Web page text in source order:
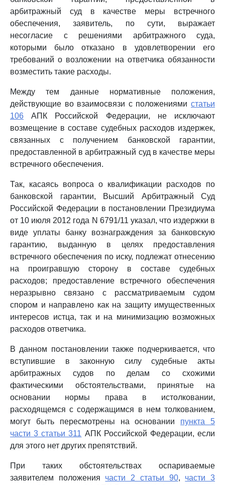
арбитражный суд в качестве меры встречного
обеспечения, заявитель, по сути, выражает
несогласие с решениями арбитражного суда,
которыми было отказано в удовлетворении его
требований о возложении на ответчика обязанности
возместить такие расходы.
Между тем данные нормативные положения,
действующие во взаимосвязи с положениями статьи
106 АПК Российской Федерации, не исключают
возмещение в составе судебных расходов издержек,
связанных с получением банковской гарантии,
предоставленной в арбитражный суд в качестве меры
встречного обеспечения.
Так, касаясь вопроса о квалификации расходов по
банковской гарантии, Высший Арбитражный Суд
Российской Федерации в постановлении Президиума
от 10 июля 2012 года N 6791/11 указал, что издержки в
виде уплаты банку вознаграждения за банковскую
гарантию, выданную в целях предоставления
встречного обеспечения по иску, подлежат отнесению
на проигравшую сторону в составе судебных
расходов; предоставление встречного обеспечения
неразрывно связано с рассматриваемым судом
спором и направлено как на защиту имущественных
интересов истца, так и на минимизацию возможных
расходов ответчика.
В данном постановлении также подчеркивается, что
вступившие в законную силу судебные акты
арбитражных судов по делам со схожими
фактическими обстоятельствами, принятые на
основании нормы права в истолковании,
расходящемся с содержащимся в нем толкованием,
могут быть пересмотрены на основании пункта 5
части 3 статьи 311 АПК Российской Федерации, если
для этого нет других препятствий.
При таких обстоятельствах оспариваемые
заявителем положения части 2 статьи 90, части 3